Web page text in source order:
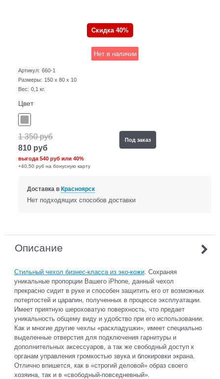
Скидка 40%
Нет в наличии
Артикул: 660-1
Размеры: 150 x 80 x 10
Вес: 0,1 кг.
Цвет
1 350 руб
810 руб
выгода540 руб или40%
+40,50 руб на бонусную карту
Под заказ
Доставка в Красноярск
Нет подходящих способов доставки
Описание
Стильный чехол бизнес-класса из эко-кожи. Сохраняя
уникальные пропорции Вашего iPhone, данный чехол
прекрасно сидит в руке и способен защитить его от возможных
потертостей и царапин, полученных в процессе эксплуатации.
Имеет приятную шероховатую поверхность, что предает
уникальность общему виду и удобство при его использовании.
Как и многие другие чехлы «раскладушки», имеет специально
выделенные отверстия для подключения гарнитуры и
дополнительных аксессуаров, а так же свободный доступ к
органам управления громкостью звука и блокировки экрана.
Отлично впишется, как в «строгий деловой» образ своего
хозяина, так и в «свободный-повседневный».